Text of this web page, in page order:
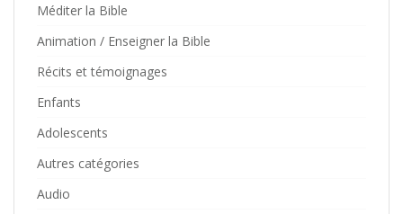
Méditer la Bible
Animation / Enseigner la Bible
Récits et témoignages
Enfants
Adolescents
Autres catégories
Audio